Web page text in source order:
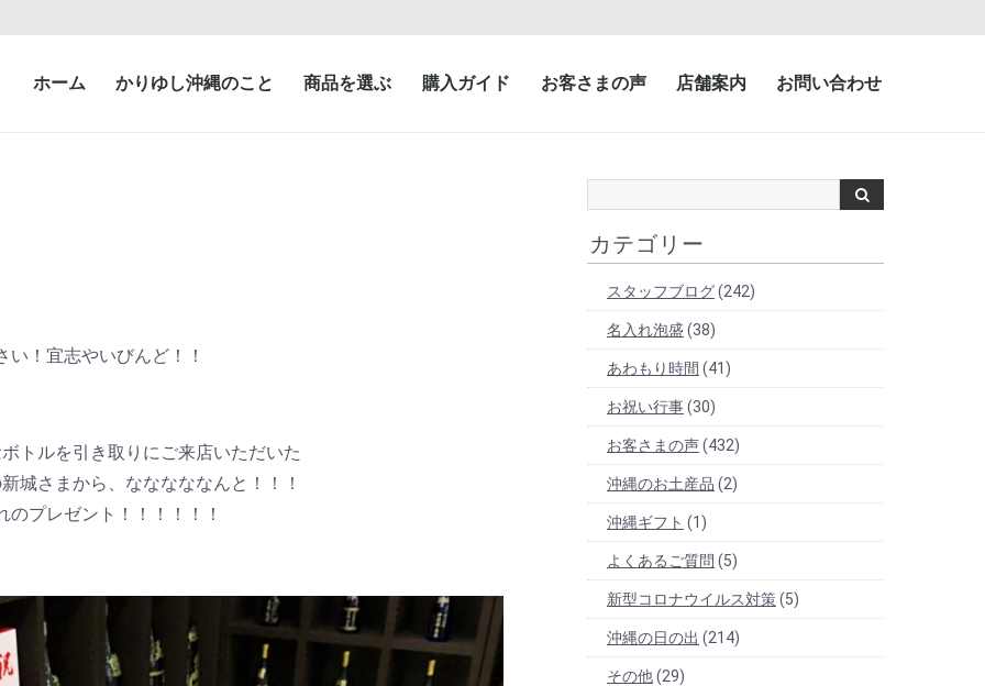
ホーム かりゆし沖縄のこと 商品を選ぶ 購入ガイド お客さまの声 店舗案内 お問い合わせ
い！宜志やいびんど！！
トルを引き取りにご来店いただいた
城さまから、なななななんと！！！
のプレゼント！！！！！！
カテゴリー
スタッフブログ(242)
名入れ泡盛 (38)
あわもり時間 (41)
お祝い行事(30)
お客さまの声(432)
沖縄のお土産品 (2)
沖縄ギフト (1)
よくあるご質問 (5)
新型コロナウイルス対策(5)
沖縄の日の出 (214)
その他(29)